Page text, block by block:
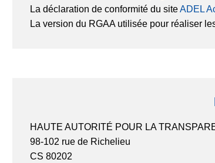
La déclaration de conformité du siteADEL
La version du RGAA utilisée pour réaliser
HAUTE AUTORITÉ POUR LA
98-102 rue de Richelieu
CS 80202